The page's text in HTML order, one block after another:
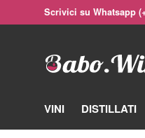
Scrivici su Whatsapp
VINI DISTILLATI